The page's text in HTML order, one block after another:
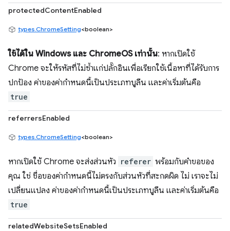
protectedContentEnabled
types.ChromeSetting<boolean>
ใช้ได้ใน Windows และ ChromeOS เท่านั้น: หากเปิดใช้
Chrome จะให้รหัสที่ไม่ซ้ำแก่ปลั๊กอินเพื่อเรียกใช้เนื้อหาที่ได้รับการ
ปกป้อง ค่าของค่ากำหนดนี้เป็นประเภทบูลีน และค่าเริ่มต้นคือ
true
referrersEnabled
types.ChromeSetting<boolean>
หากเปิดใช้ Chrome จะส่งส่วนหัว referer พร้อมกับคำขอของ
คุณ ใช่ ชื่อของค่ากำหนดนี้ไม่ตรงกับส่วนหัวที่สะกดผิด ไม่ เราจะไม่
เปลี่ยนแปลง ค่าของค่ากำหนดนี้เป็นประเภทบูลีน และค่าเริ่มต้นคือ
true
relatedWebsiteSetsEnabled